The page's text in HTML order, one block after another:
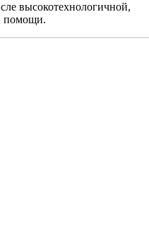
высокотехнологичной,
помощи.